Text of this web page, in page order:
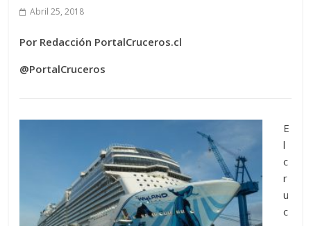
Abril 25, 2018
Por Redacción PortalCruceros.cl
@PortalCruceros
E
l
c
r
u
c